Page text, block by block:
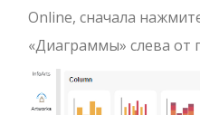
Online, сначала
«Диаграммы» слева от